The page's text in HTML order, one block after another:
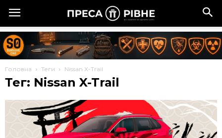
Головна Теги Nissan X-Trail
Тег: Nissan X-Trail